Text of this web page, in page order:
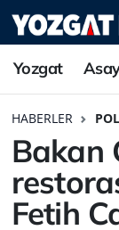
Yozgat
HABERLER
Bakan
Fetih